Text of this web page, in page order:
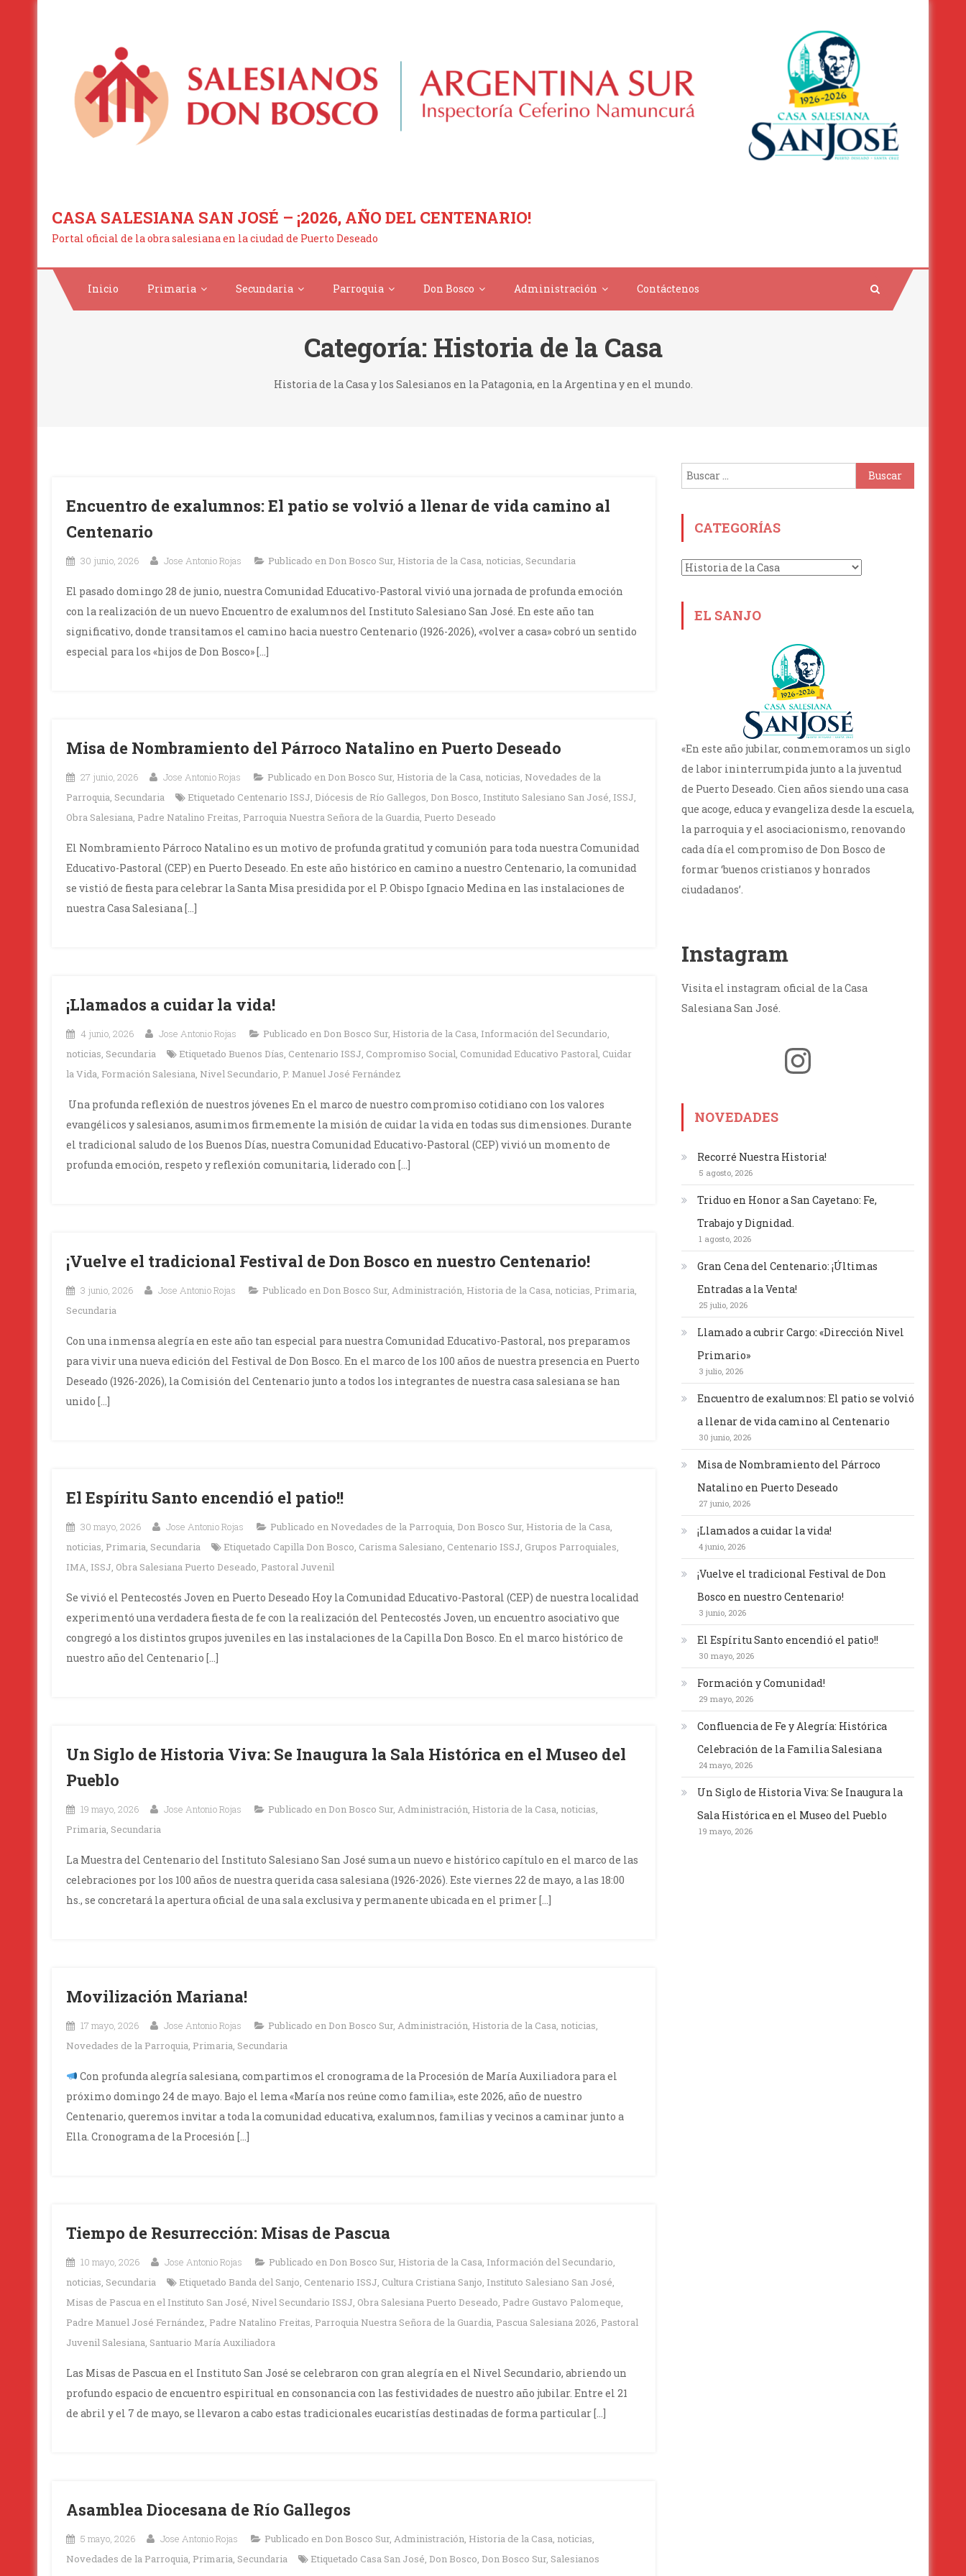
CASA SALESIANA SAN JOSÉ – ¡2026, AÑO DEL CENTENARIO!
Portal oficial de la obra salesiana en la ciudad de Puerto Deseado
Inicio Primaria Secundaria Parroquia Don Bosco Administración Contáctenos
Categoría: Historia de la Casa
Historia de la Casa y los Salesianos en la Patagonia, en la Argentina y en el mundo.
Encuentro de exalumnos: El patio se volvió a llenar de vida camino al
Centenario
30 junio, 2026 Jose Antonio Rojas Publicado en Don Bosco Sur, Historia de la Casa, noticias, Secundaria
El pasado domingo 28 de junio, nuestra Comunidad Educativo-Pastoral vivió una jornada de profunda emoción
con la realización de un nuevo Encuentro de exalumnos del Instituto Salesiano San José. En este año tan
significativo, donde transitamos el camino hacia nuestro Centenario (1926-2026), «volver a casa» cobró un sentido
especial para los «hijos de Don Bosco» […]
Misa de Nombramiento del Párroco Natalino en Puerto Deseado
27 junio, 2026 Jose Antonio Rojas Publicado en Don Bosco Sur, Historia de la Casa, noticias, Novedades de la
Parroquia, Secundaria Etiquetado Centenario ISSJ, Diócesis de Río Gallegos, Don Bosco, Instituto Salesiano San José, ISSJ,
Obra Salesiana, Padre Natalino Freitas, Parroquia Nuestra Señora de la Guardia, Puerto Deseado
El Nombramiento Párroco Natalino es un motivo de profunda gratitud y comunión para toda nuestra Comunidad
Educativo-Pastoral (CEP) en Puerto Deseado. En este año histórico en camino a nuestro Centenario, la comunidad
se vistió de fiesta para celebrar la Santa Misa presidida por el P. Obispo Ignacio Medina en las instalaciones de
nuestra Casa Salesiana […]
¡Llamados a cuidar la vida!
4 junio, 2026 Jose Antonio Rojas Publicado en Don Bosco Sur, Historia de la Casa, Información del Secundario,
noticias, Secundaria Etiquetado Buenos Días, Centenario ISSJ, Compromiso Social, Comunidad Educativo Pastoral, Cuidar
la Vida, Formación Salesiana, Nivel Secundario, P. Manuel José Fernández
Una profunda reflexión de nuestros jóvenes En el marco de nuestro compromiso cotidiano con los valores
evangélicos y salesianos, asumimos firmemente la misión de cuidar la vida en todas sus dimensiones. Durante
el tradicional saludo de los Buenos Días, nuestra Comunidad Educativo-Pastoral (CEP) vivió un momento de
profunda emoción, respeto y reflexión comunitaria, liderado con […]
¡Vuelve el tradicional Festival de Don Bosco en nuestro Centenario!
3 junio, 2026 Jose Antonio Rojas Publicado en Don Bosco Sur, Administración, Historia de la Casa, noticias, Primaria,
Secundaria
Con una inmensa alegría en este año tan especial para nuestra Comunidad Educativo-Pastoral, nos preparamos
para vivir una nueva edición del Festival de Don Bosco. En el marco de los 100 años de nuestra presencia en Puerto
Deseado (1926-2026), la Comisión del Centenario junto a todos los integrantes de nuestra casa salesiana se han
unido […]
El Espíritu Santo encendió el patio!!
30 mayo, 2026 Jose Antonio Rojas Publicado en Novedades de la Parroquia, Don Bosco Sur, Historia de la Casa,
noticias, Primaria, Secundaria Etiquetado Capilla Don Bosco, Carisma Salesiano, Centenario ISSJ, Grupos Parroquiales,
IMA, ISSJ, Obra Salesiana Puerto Deseado, Pastoral Juvenil
Se vivió el Pentecostés Joven en Puerto Deseado Hoy la Comunidad Educativo-Pastoral (CEP) de nuestra localidad
experimentó una verdadera fiesta de fe con la realización del Pentecostés Joven, un encuentro asociativo que
congregó a los distintos grupos juveniles en las instalaciones de la Capilla Don Bosco. En el marco histórico de
nuestro año del Centenario […]
Un Siglo de Historia Viva: Se Inaugura la Sala Histórica en el Museo del
Pueblo
19 mayo, 2026 Jose Antonio Rojas Publicado en Don Bosco Sur, Administración, Historia de la Casa, noticias,
Primaria, Secundaria
La Muestra del Centenario del Instituto Salesiano San José suma un nuevo e histórico capítulo en el marco de las
celebraciones por los 100 años de nuestra querida casa salesiana (1926-2026). Este viernes 22 de mayo, a las 18:00
hs., se concretará la apertura oficial de una sala exclusiva y permanente ubicada en el primer […]
Movilización Mariana!
17 mayo, 2026 Jose Antonio Rojas Publicado en Don Bosco Sur, Administración, Historia de la Casa, noticias,
Novedades de la Parroquia, Primaria, Secundaria
Con profunda alegría salesiana, compartimos el cronograma de la Procesión de María Auxiliadora para el
próximo domingo 24 de mayo. Bajo el lema «María nos reúne como familia», este 2026, año de nuestro
Centenario, queremos invitar a toda la comunidad educativa, exalumnos, familias y vecinos a caminar junto a
Ella. Cronograma de la Procesión […]
Tiempo de Resurrección: Misas de Pascua
10 mayo, 2026 Jose Antonio Rojas Publicado en Don Bosco Sur, Historia de la Casa, Información del Secundario,
noticias, Secundaria Etiquetado Banda del Sanjo, Centenario ISSJ, Cultura Cristiana Sanjo, Instituto Salesiano San José,
Misas de Pascua en el Instituto San José, Nivel Secundario ISSJ, Obra Salesiana Puerto Deseado, Padre Gustavo Palomeque,
Padre Manuel José Fernández, Padre Natalino Freitas, Parroquia Nuestra Señora de la Guardia, Pascua Salesiana 2026, Pastoral
Juvenil Salesiana, Santuario María Auxiliadora
Las Misas de Pascua en el Instituto San José se celebraron con gran alegría en el Nivel Secundario, abriendo un
profundo espacio de encuentro espiritual en consonancia con las festividades de nuestro año jubilar. Entre el 21
de abril y el 7 de mayo, se llevaron a cabo estas tradicionales eucaristías destinadas de forma particular […]
Asamblea Diocesana de Río Gallegos
5 mayo, 2026 Jose Antonio Rojas Publicado en Don Bosco Sur, Administración, Historia de la Casa, noticias,
Novedades de la Parroquia, Primaria, Secundaria Etiquetado Casa San José, Don Bosco, Don Bosco Sur, Salesianos
Buscar:
CATEGORÍAS
Categorías
EL SANJO
«En este año jubilar, conmemoramos un siglo
de labor ininterrumpida junto a la juventud
de Puerto Deseado. Cien años siendo una casa
que acoge, educa y evangeliza desde la escuela,
la parroquia y el asociacionismo, renovando
cada día el compromiso de Don Bosco de
formar ‘buenos cristianos y honrados
ciudadanos’.
Instagram
Visita el instagram oficial de la Casa
Salesiana San José.
Instagram
NOVEDADES
Recorré Nuestra Historia!
5 agosto, 2026
Triduo en Honor a San Cayetano: Fe,
Trabajo y Dignidad.
1 agosto, 2026
Gran Cena del Centenario: ¡Últimas
Entradas a la Venta!
25 julio, 2026
Llamado a cubrir Cargo: «Dirección Nivel
Primario»
3 julio, 2026
Encuentro de exalumnos: El patio se volvió
a llenar de vida camino al Centenario
30 junio, 2026
Misa de Nombramiento del Párroco
Natalino en Puerto Deseado
27 junio, 2026
¡Llamados a cuidar la vida!
4 junio, 2026
¡Vuelve el tradicional Festival de Don
Bosco en nuestro Centenario!
3 junio, 2026
El Espíritu Santo encendió el patio!!
30 mayo, 2026
Formación y Comunidad!
29 mayo, 2026
Confluencia de Fe y Alegría: Histórica
Celebración de la Familia Salesiana
24 mayo, 2026
Un Siglo de Historia Viva: Se Inaugura la
Sala Histórica en el Museo del Pueblo
19 mayo, 2026